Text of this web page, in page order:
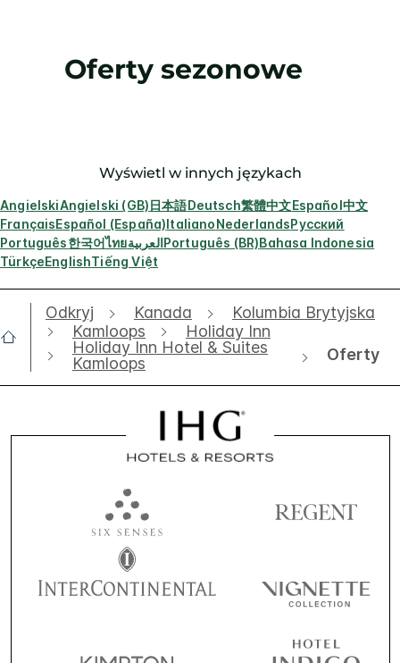
Oferty sezonowe
Wyświetl w innych językach
AngielskiAngielski (GB)日本語Deutsch繁體中文Español中文
FrançaisEspañol (España)ItalianoNederlandsРусский
Português한국어ไทยالعربيةPortuguês (BR)Bahasa Indonesia
TürkçeEnglishTiếng Việt
Odkryj Kanada
Kolumbia Brytyjska
Kamloops
Holiday Inn
Holiday Inn Hotel & Suites
Kamloops
Oferty